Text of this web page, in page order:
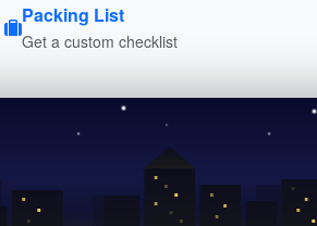
Packing List
Get a custom checklist